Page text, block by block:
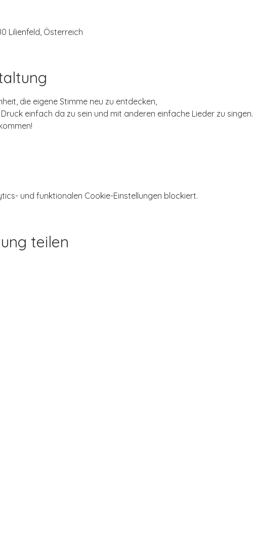
Lilienfeld, Österreich
die eigene Stimme neu zu entdecken,
einfach da zu sein und mit anderen einfache Lieder zu singen.
und funktionalen Cookie-Einstellungen blockiert.
teilen